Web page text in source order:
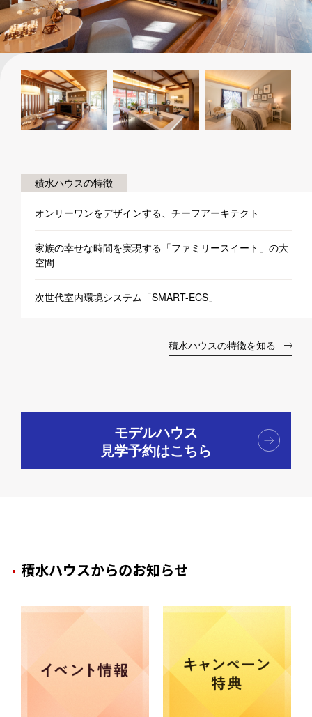
積水ハウスの特徴
オンリーワンをデザインする、チーフアーキテクト
家族の幸せな時間を実現する「ファミリースイート」の大
空間
次世代室内環境システム「SMART-ECS」
積水ハウスの特徴を知る
モデルハウス
見学予約はこちら
積水ハウスからのお知らせ